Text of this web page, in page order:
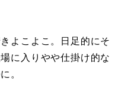
よこよこ。日足的にそ
に入りやや仕掛け的な
。